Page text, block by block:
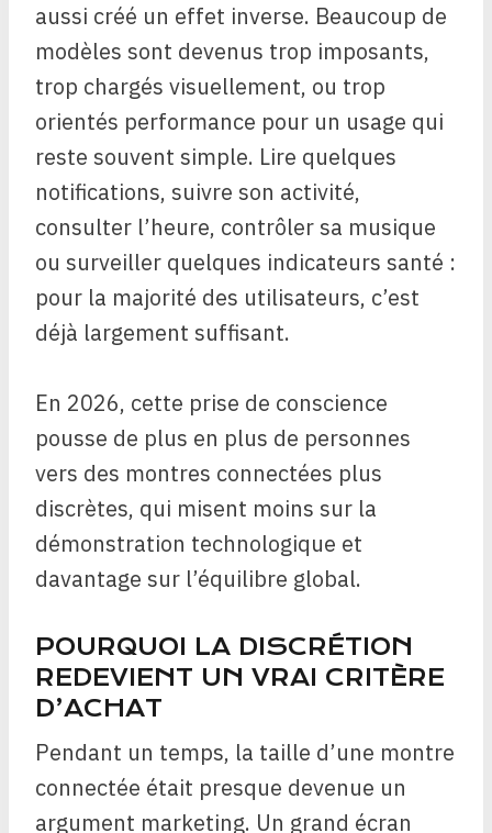
aussi créé un effet inverse. Beaucoup de
modèles sont devenus trop imposants,
trop chargés visuellement, ou trop
orientés performance pour un usage qui
reste souvent simple. Lire quelques
notifications, suivre son activité,
consulter l’heure, contrôler sa musique
ou surveiller quelques indicateurs santé :
pour la majorité des utilisateurs, c’est
déjà largement suffisant.
En 2026, cette prise de conscience
pousse de plus en plus de personnes
vers des montres connectées plus
discrètes, qui misent moins sur la
démonstration technologique et
davantage sur l’équilibre global.
POURQUOI LA DISCRÉTION
REDEVIENT UN VRAI CRITÈRE
D’ACHAT
Pendant un temps, la taille d’une montre
connectée était presque devenue un
argument marketing. Un grand écran